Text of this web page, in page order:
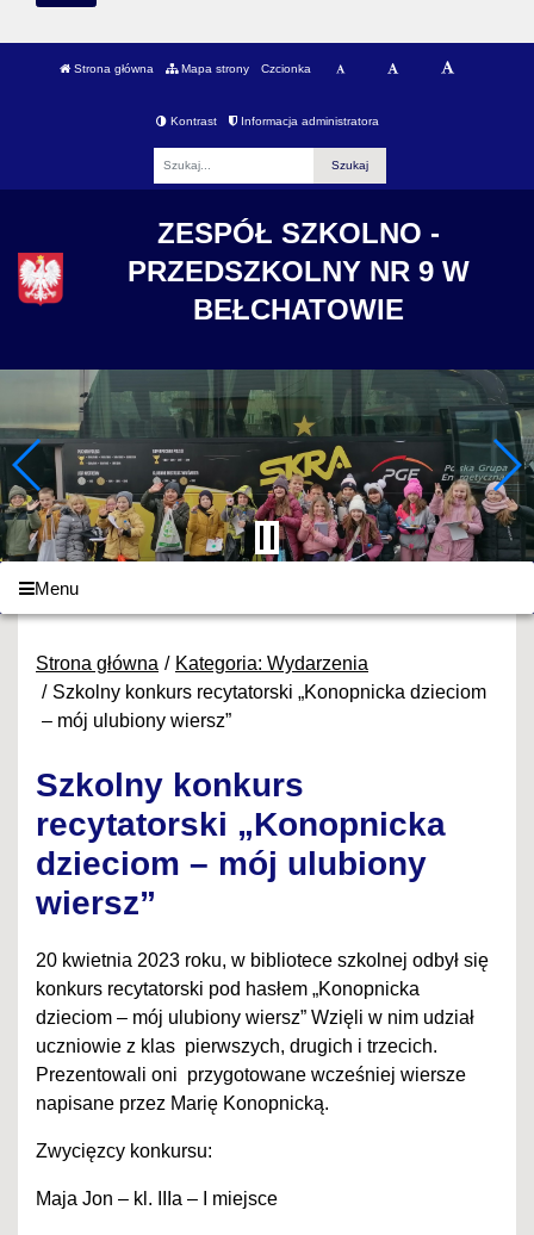
Strona główna Mapa strony Czcionka
Kontrast Informacja administratora
ZESPÓŁ SZKOLNO -
PRZEDSZKOLNY NR 9 W
BEŁCHATOWIE
Menu
Strona główna
Kategoria: Wydarzenia
Szkolny konkurs recytatorski „Konopnicka dzieciom
– mój ulubiony wiersz”
Szkolny konkurs
recytatorski „Konopnicka
dzieciom – mój ulubiony
wiersz”
20 kwietnia 2023 roku, w bibliotece szkolnej odbył się
konkurs recytatorski pod hasłem „Konopnicka
dzieciom – mój ulubiony wiersz” Wzięli w nim udział
uczniowie z klas pierwszych, drugich i trzecich.
Prezentowali oni przygotowane wcześniej wiersze
napisane przez Marię Konopnicką.
Zwycięzcy konkursu:
Maja Jon – kl. IIIa – I miejsce